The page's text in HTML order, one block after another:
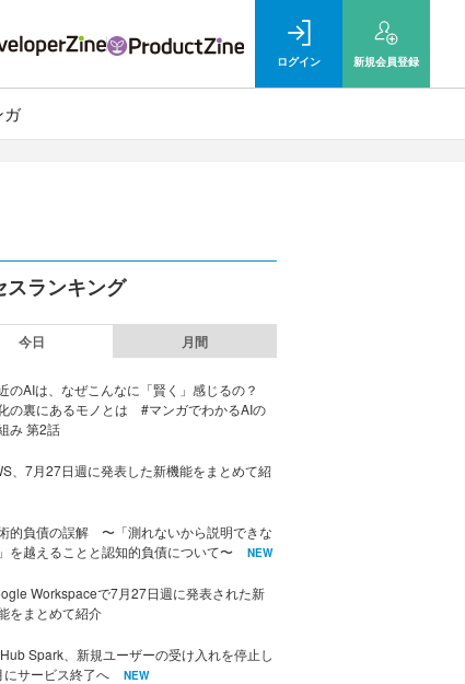
ログイン 新規会員登録
ガ
スランキング
今日 月間
のAIは、なぜこんなに「賢く」感じるの？
の裏にあるモノとは #マンガでわかるAIの
み 第2話
、7月27日週に発表した新機能をまとめて紹
的負債の誤解 〜「測れないから説明できな
を越えることと認知的負債について〜
NEW
Workspaceで7月27日週に発表された新
をまとめて紹介
Spark、新規ユーザーの受け入れを停止し
にサービス終了へ
NEW